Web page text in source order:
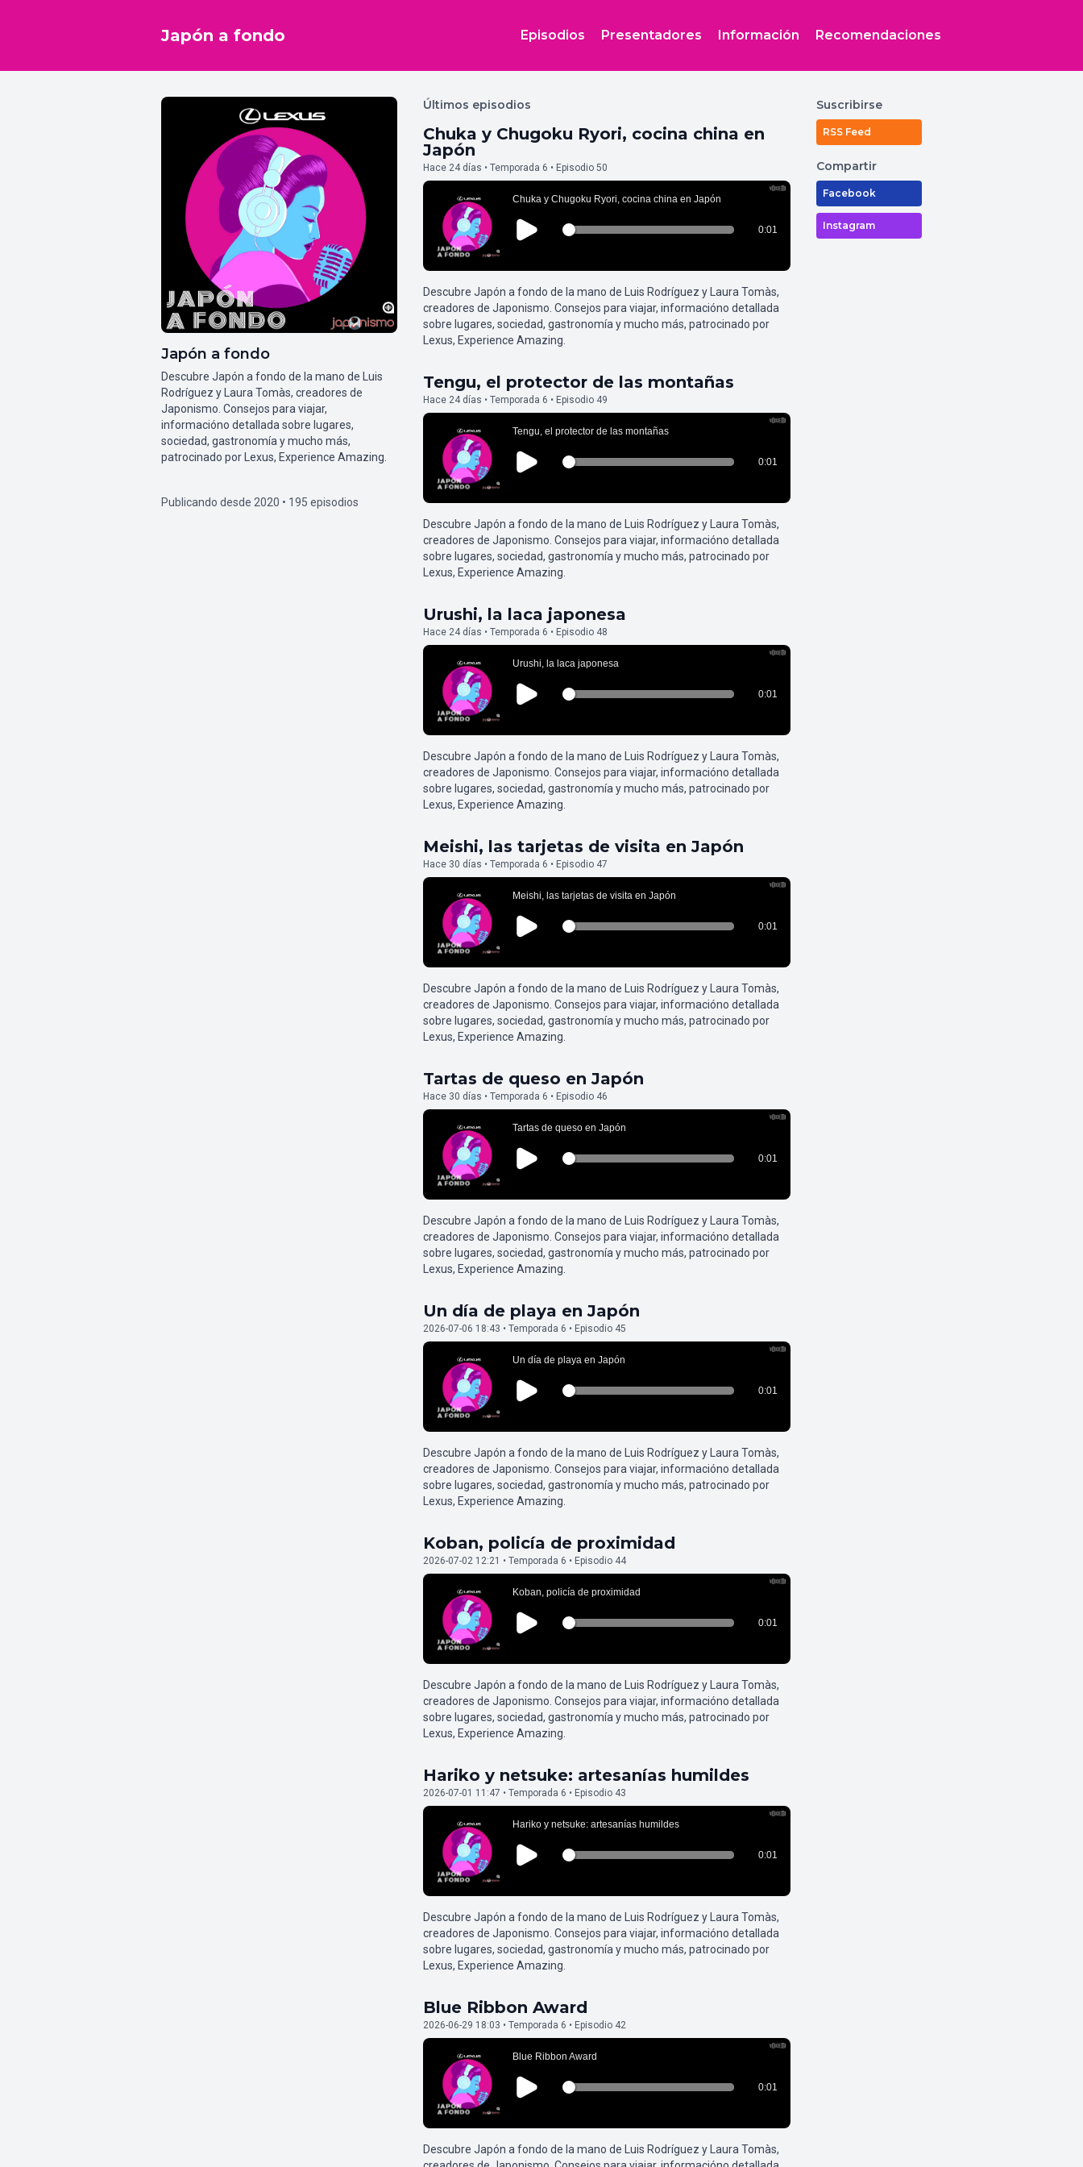
Japón a fondo Episodios Presentadores Información Recomendaciones
Japón a fondo
Descubre Japón a fondo de la mano de Luis
Rodríguez y Laura Tomàs, creadores de
Japonismo. Consejos para viajar,
informacióno detallada sobre lugares,
sociedad, gastronomía y mucho más,
patrocinado por Lexus, Experience Amazing.
Publicando desde 2020 • 195 episodios
Últimos episodios
Chuka y Chugoku Ryori, cocina china en
Japón
Hace 24 días • Temporada 6 • Episodio 50
Descubre Japón a fondo de la mano de Luis Rodríguez y Laura Tomàs,
creadores de Japonismo. Consejos para viajar, informacióno detallada
sobre lugares, sociedad, gastronomía y mucho más, patrocinado por
Lexus, Experience Amazing.
Tengu, el protector de las montañas
Hace 24 días • Temporada 6 • Episodio 49
Descubre Japón a fondo de la mano de Luis Rodríguez y Laura Tomàs,
creadores de Japonismo. Consejos para viajar, informacióno detallada
sobre lugares, sociedad, gastronomía y mucho más, patrocinado por
Lexus, Experience Amazing.
Urushi, la laca japonesa
Hace 24 días • Temporada 6 • Episodio 48
Descubre Japón a fondo de la mano de Luis Rodríguez y Laura Tomàs,
creadores de Japonismo. Consejos para viajar, informacióno detallada
sobre lugares, sociedad, gastronomía y mucho más, patrocinado por
Lexus, Experience Amazing.
Meishi, las tarjetas de visita en Japón
Hace 30 días • Temporada 6 • Episodio 47
Descubre Japón a fondo de la mano de Luis Rodríguez y Laura Tomàs,
creadores de Japonismo. Consejos para viajar, informacióno detallada
sobre lugares, sociedad, gastronomía y mucho más, patrocinado por
Lexus, Experience Amazing.
Tartas de queso en Japón
Hace 30 días • Temporada 6 • Episodio 46
Descubre Japón a fondo de la mano de Luis Rodríguez y Laura Tomàs,
creadores de Japonismo. Consejos para viajar, informacióno detallada
sobre lugares, sociedad, gastronomía y mucho más, patrocinado por
Lexus, Experience Amazing.
Un día de playa en Japón
2026-07-06 18:43 • Temporada 6 • Episodio 45
Descubre Japón a fondo de la mano de Luis Rodríguez y Laura Tomàs,
creadores de Japonismo. Consejos para viajar, informacióno detallada
sobre lugares, sociedad, gastronomía y mucho más, patrocinado por
Lexus, Experience Amazing.
Koban, policía de proximidad
2026-07-02 12:21 • Temporada 6 • Episodio 44
Descubre Japón a fondo de la mano de Luis Rodríguez y Laura Tomàs,
creadores de Japonismo. Consejos para viajar, informacióno detallada
sobre lugares, sociedad, gastronomía y mucho más, patrocinado por
Lexus, Experience Amazing.
Hariko y netsuke: artesanías humildes
2026-07-01 11:47 • Temporada 6 • Episodio 43
Descubre Japón a fondo de la mano de Luis Rodríguez y Laura Tomàs,
creadores de Japonismo. Consejos para viajar, informacióno detallada
sobre lugares, sociedad, gastronomía y mucho más, patrocinado por
Lexus, Experience Amazing.
Blue Ribbon Award
2026-06-29 18:03 • Temporada 6 • Episodio 42
Descubre Japón a fondo de la mano de Luis Rodríguez y Laura Tomàs,
Suscribirse
RSS Feed
Compartir
Facebook
Instagram